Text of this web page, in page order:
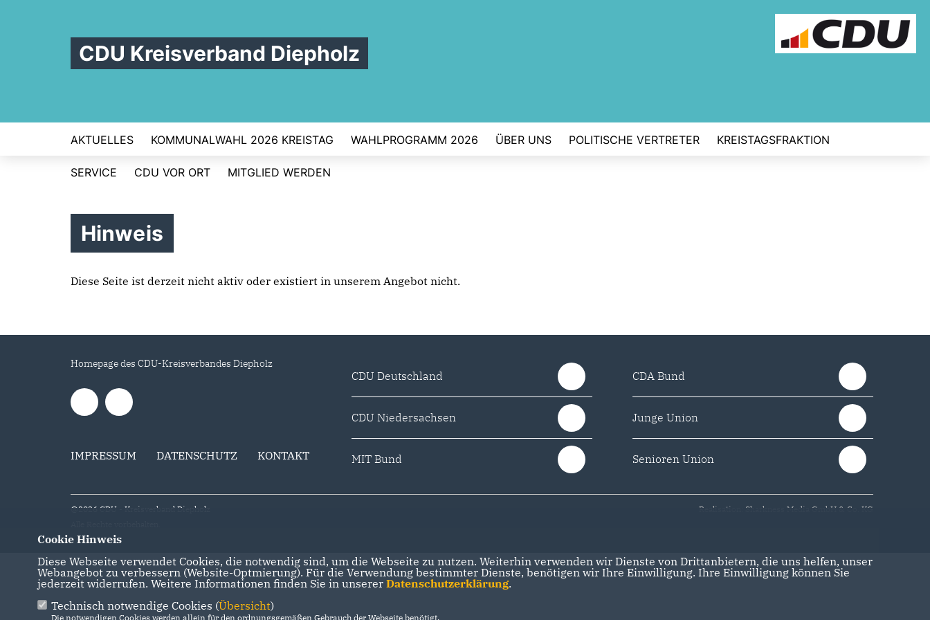
CDU Kreisverband Diepholz
AKTUELLES KOMMUNALWAHL 2026 KREISTAG WAHLPROGRAMM 2026 ÜBER UNS POLITISCHE VERTRETER KREISTAGSFRAKTION
SERVICE CDU VOR ORT MITGLIED WERDEN
Hinweis
Diese Seite ist derzeit nicht aktiv oder existiert in unserem Angebot nicht.
Homepage des CDU-Kreisverbandes Diepholz
IMPRESSUM DATENSCHUTZ KONTAKT
CDU Deutschland
CDU Niedersachsen
MIT Bund
CDA Bund
Junge Union
Senioren Union
@2026 CDU - Kreisverband Diepholz
Realisation: Sharkness Media GmbH & Co. KG
Cookie Hinweis
Diese Webseite verwendet Cookies, die notwendig sind, um die Webseite zu nutzen. Weiterhin verwenden wir Dienste von Drittanbietern, die uns helfen, unser
Webangebot zu verbessern (Website-Optmierung). Für die Verwendung bestimmter Dienste, benötigen wir Ihre Einwilligung. Ihre Einwilligung können Sie
jederzeit widerrufen. Weitere Informationen finden Sie in unserer Datenschutzerklärung.
Technisch notwendige Cookies (Übersicht)
Die notwendigen Cookies werden allein für den ordnungsgemäßen Gebrauch der Webseite benötigt.